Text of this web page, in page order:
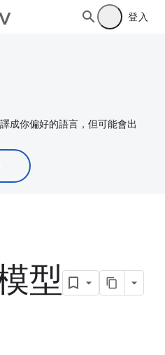
登入
成你偏好的語言，但可能會出
型